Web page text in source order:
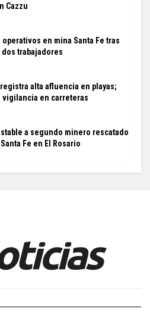
Cazzu
operativos en mina Santa Fe tras
trabajadores
registra alta afluencia en playas;
vigilancia en carreteras
a segundo minero rescatado
Fe en El Rosario